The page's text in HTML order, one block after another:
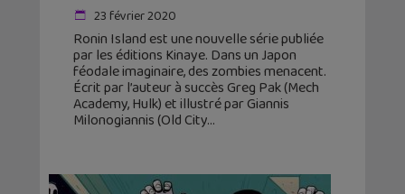
23 février 2020
Ronin Island est une nouvelle série publiée
par les éditions Kinaye. Dans un Japon
féodale imaginaire, des zombies menacent.
Écrit par l’auteur à succès Greg Pak (Mech
Academy, Hulk) et illustré par Giannis
Milonogiannis (Old City